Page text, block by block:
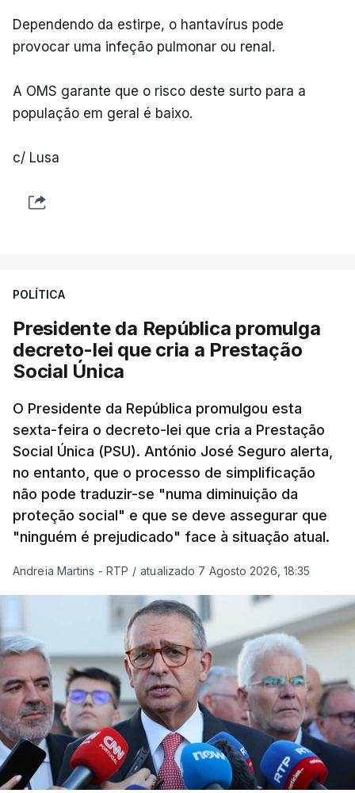
Dependendo da estirpe, o hantavírus pode
provocar uma infeção pulmonar ou renal.
A OMS garante que o risco deste surto para a
população em geral é baixo.
c/ Lusa
POLÍTICA
Presidente da República promulga
decreto-lei que cria a Prestação
Social Única
O Presidente da República promulgou esta
sexta-feira o decreto-lei que cria a Prestação
Social Única (PSU). António José Seguro alerta,
no entanto, que o processo de simplificação
não pode traduzir-se "numa diminuição da
proteção social" e que se deve assegurar que
"ninguém é prejudicado" face à situação atual.
Andreia Martins - RTP / atualizado 7 Agosto 2026, 18:35